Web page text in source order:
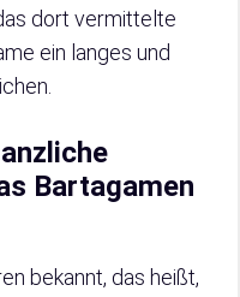
dort vermittelte
ein langes und
Bartagamen
bekannt, das heißt,